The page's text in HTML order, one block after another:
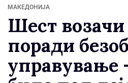
МАКЕДОНИЈА
Шест
поради
управување